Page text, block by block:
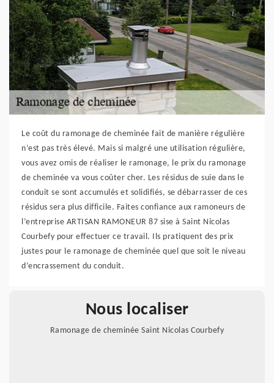
Le coût du ramonage de cheminée fait de manière régulière
n’est pas très élevé. Mais si malgré une utilisation régulière,
vous avez omis de réaliser le ramonage, le prix du ramonage
de cheminée va vous coûter cher. Les résidus de suie dans le
conduit se sont accumulés et solidifiés, se débarrasser de ces
résidus sera plus difficile. Faites confiance aux ramoneurs de
l’entreprise ARTISAN RAMONEUR 87 sise à Saint Nicolas
Courbefy pour effectuer ce travail. Ils pratiquent des prix
justes pour le ramonage de cheminée quel que soit le niveau
d’encrassement du conduit.
Nous localiser
Ramonage de cheminée Saint Nicolas Courbefy